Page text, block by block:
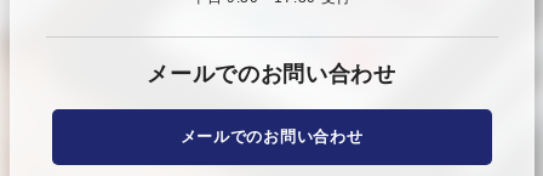
メールでのお問い合わせ
メールでのお問い合わせ